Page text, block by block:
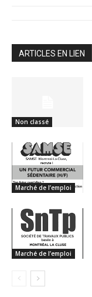
ARTICLES EN LIEN
Non classé
Marché de l’emploi
Marché de l’emploi